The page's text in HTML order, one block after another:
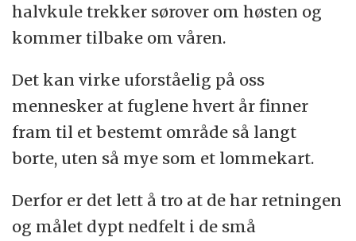
halvkule trekker sørover om høsten og
kommer tilbake om våren.
Det kan virke uforståelig på oss
mennesker at fuglene hvert år finner
fram til et bestemt område så langt
borte, uten så mye som et lommekart.
Derfor er det lett å tro at de har retningen
og målet dypt nedfelt i de små